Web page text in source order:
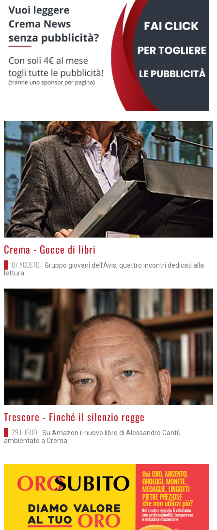
>
Crema - Gocce di libri
07 AGOSTO
Gruppo giovani dell'Avis, quattro incontri dedicati alla
lettura
>
Trescore - Finché il silenzio regge
29 LUGLIO
Su Amazon il nuovo libro di Alessandro Cantù
ambientato a Crema